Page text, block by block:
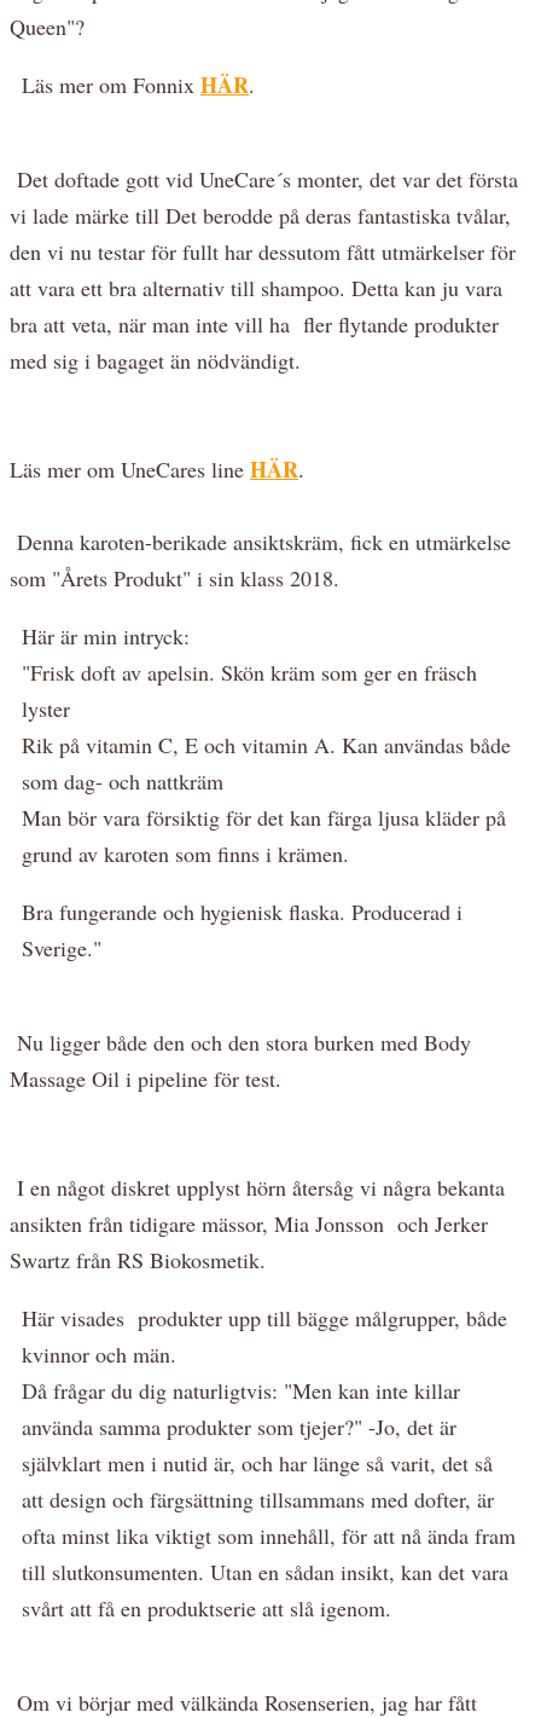
Queen"?
Läs mer om Fonnix HÄR.
Det doftade gott vid UneCare´s monter, det var det första
vi lade märke till Det berodde på deras fantastiska tvålar,
den vi nu testar för fullt har dessutom fått utmärkelser för
att vara ett bra alternativ till shampoo. Detta kan ju vara
bra att veta, när man inte vill ha fler flytande produkter
med sig i bagaget än nödvändigt.
Läs mer om UneCares line HÄR.
Denna karoten-berikade ansiktskräm, fick en utmärkelse
som "Årets Produkt" i sin klass 2018.
Här är min intryck:
"Frisk doft av apelsin. Skön kräm som ger en fräsch
lyster
Rik på vitamin C, E och vitamin A. Kan användas både
som dag- och nattkräm
Man bör vara försiktig för det kan färga ljusa kläder på
grund av karoten som finns i krämen.
Bra fungerande och hygienisk flaska. Producerad i
Sverige."
Nu ligger både den och den stora burken med Body
Massage Oil i pipeline för test.
I en något diskret upplyst hörn återsåg vi några bekanta
ansikten från tidigare mässor, Mia Jonsson och Jerker
Swartz från RS Biokosmetik.
Här visades produkter upp till bägge målgrupper, både
kvinnor och män.
Då frågar du dig naturligtvis: "Men kan inte killar
använda samma produkter som tjejer?" -Jo, det är
självklart men i nutid är, och har länge så varit, det så
att design och färgsättning tillsammans med dofter, är
ofta minst lika viktigt som innehåll, för att nå ända fram
till slutkonsumenten. Utan en sådan insikt, kan det vara
svårt att få en produktserie att slå igenom.
Om vi börjar med välkända Rosenserien, jag har fått